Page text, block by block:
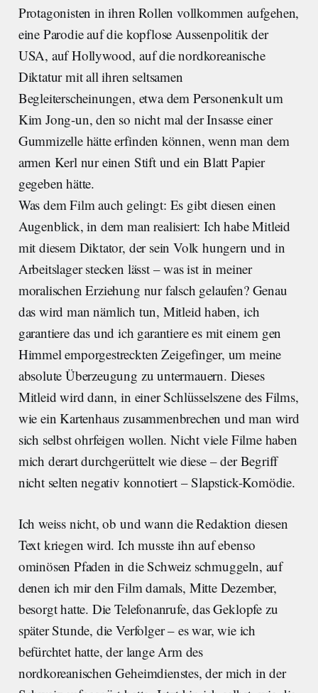
Protagonisten in ihren Rollen vollkommen aufgehen,
eine Parodie auf die kopflose Aussenpolitik der
USA, auf Hollywood, auf die nordkoreanische
Diktatur mit all ihren seltsamen
Begleiterscheinungen, etwa dem Personenkult um
Kim Jong-un, den so nicht mal der Insasse einer
Gummizelle hätte erfinden können, wenn man dem
armen Kerl nur einen Stift und ein Blatt Papier
gegeben hätte.
Was dem Film auch gelingt: Es gibt diesen einen
Augenblick, in dem man realisiert: Ich habe Mitleid
mit diesem Diktator, der sein Volk hungern und in
Arbeitslager stecken lässt – was ist in meiner
moralischen Erziehung nur falsch gelaufen? Genau
das wird man nämlich tun, Mitleid haben, ich
garantiere das und ich garantiere es mit einem gen
Himmel emporgestreckten Zeigefinger, um meine
absolute Überzeugung zu untermauern. Dieses
Mitleid wird dann, in einer Schlüsselszene des Films,
wie ein Kartenhaus zusammenbrechen und man wird
sich selbst ohrfeigen wollen. Nicht viele Filme haben
mich derart durchgerüttelt wie diese – der Begriff
nicht selten negativ konnotiert – Slapstick-Komödie.
Ich weiss nicht, ob und wann die Redaktion diesen
Text kriegen wird. Ich musste ihn auf ebenso
ominösen Pfaden in die Schweiz schmuggeln, auf
denen ich mir den Film damals, Mitte Dezember,
besorgt hatte. Die Telefonanrufe, das Geklopfe zu
später Stunde, die Verfolger – es war, wie ich
befürchtet hatte, der lange Arm des
nordkoreanischen Geheimdienstes, der mich in der